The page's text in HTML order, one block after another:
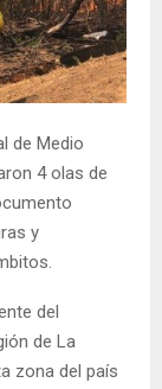
de Medio
4 olas de
y
del
de La
zona del país